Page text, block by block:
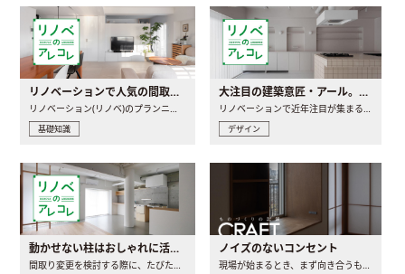
リノベーションで人気の間取りとは？トレンドの間取りと実例を徹底解説
基礎知識
大注目の建築意匠・アール。人気の理由と空間に取り入れるポイント
デザイン
動かせない柱はおしゃれに活用！柱を魅せるリノベーション(リノベ)4選 ノイズのないコンセント